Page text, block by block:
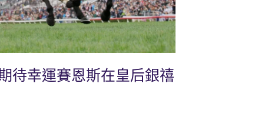
待幸運賽恩斯在皇后銀禧